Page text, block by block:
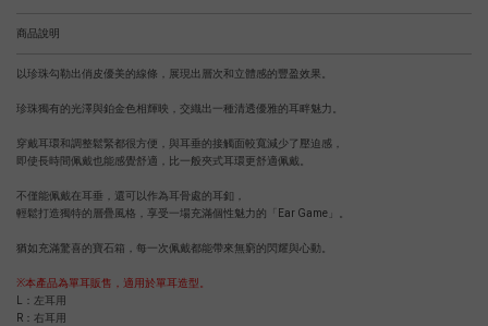
商品說明
以珍珠勾勒出俏皮優美的線條，展現出層次和立體感的豐盈效果。
珍珠獨有的光澤與鉑金色相輝映，交織出一種清透優雅的耳畔魅力。
穿戴耳環和調整鬆緊都很方便，與耳垂的接觸面較寬減少了壓迫感，
即使長時間佩戴也能感覺舒適，比一般夾式耳環更舒適佩戴。
不僅能佩戴在耳垂，還可以作為耳骨處的耳釦，
輕鬆打造獨特的層疊風格，享受一場充滿個性魅力的「Ear Game」。
猶如充滿驚喜的寶石箱，每一次佩戴都能帶來無窮的閃耀與心動。
※本產品為單耳販售，適用於單耳造型。
L：左耳用
R：右耳用